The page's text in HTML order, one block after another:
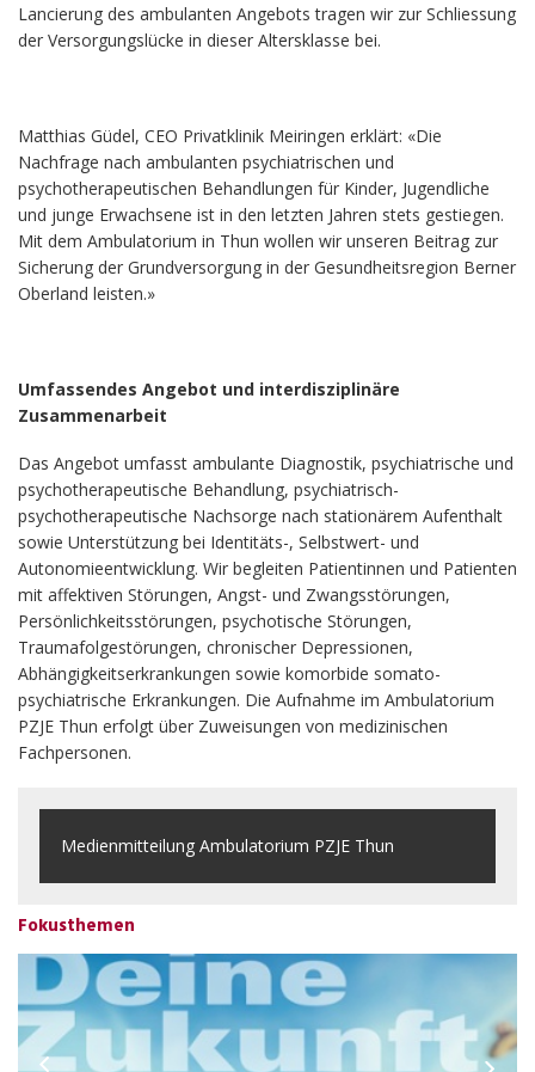
Lancierung des ambulanten Angebots tragen wir zur Schliessung
der Versorgungslücke in dieser Altersklasse bei.
Matthias Güdel, CEO Privatklinik Meiringen erklärt: «Die
Nachfrage nach ambulanten psychiatrischen und
psychotherapeutischen Behandlungen für Kinder, Jugendliche
und junge Erwachsene ist in den letzten Jahren stets gestiegen.
Mit dem Ambulatorium in Thun wollen wir unseren Beitrag zur
Sicherung der Grundversorgung in der Gesundheitsregion Berner
Oberland leisten.»
Umfassendes Angebot und interdisziplinäre
Zusammenarbeit
Das Angebot umfasst ambulante Diagnostik, psychiatrische und
psychotherapeutische Behandlung, psychiatrisch-
psychotherapeutische Nachsorge nach stationärem Aufenthalt
sowie Unterstützung bei Identitäts-, Selbstwert- und
Autonomieentwicklung. Wir begleiten Patientinnen und Patienten
mit affektiven Störungen, Angst- und Zwangsstörungen,
Persönlichkeitsstörungen, psychotische Störungen,
Traumafolgestörungen, chronischer Depressionen,
Abhängigkeitserkrankungen sowie komorbide somato-
psychiatrische Erkrankungen. Die Aufnahme im Ambulatorium
PZJE Thun erfolgt über Zuweisungen von medizinischen
Fachpersonen.
Medienmitteilung Ambulatorium PZJE Thun
Fokusthemen